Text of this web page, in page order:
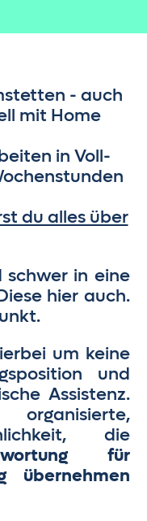
- auch
mit Home
in Voll-
du alles über
schwer in eine
hier auch.
um keine
und
Assistenz.
die
für
übernehmen